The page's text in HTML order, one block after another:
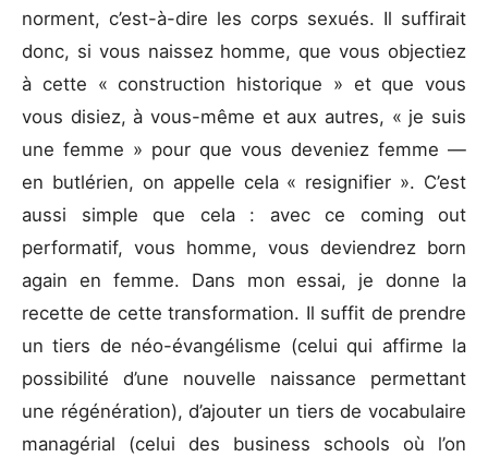
norment, c’est-à-dire les corps sexués. Il suffirait
donc, si vous naissez homme, que vous objectiez
à cette « construction historique » et que vous
vous disiez, à vous-même et aux autres, « je suis
une femme » pour que vous deveniez femme ―
en butlérien, on appelle cela « resignifier ». C’est
aussi simple que cela : avec ce coming out
performatif, vous homme, vous deviendrez born
again en femme. Dans mon essai, je donne la
recette de cette transformation. Il suffit de prendre
un tiers de néo-évangélisme (celui qui affirme la
possibilité d’une nouvelle naissance permettant
une régénération), d’ajouter un tiers de vocabulaire
managérial (celui des business schools où l’on